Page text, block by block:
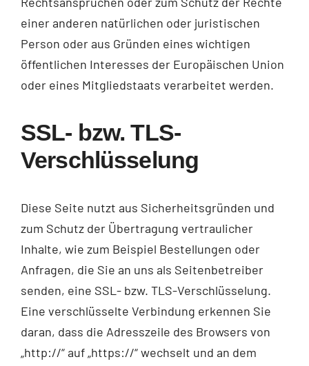
einer anderen natürlichen oder juristischen
Person oder aus Gründen eines wichtigen
öffentlichen Interesses der Europäischen Union
oder eines Mitgliedstaats verarbeitet werden.
SSL- bzw. TLS-
Verschlüsselung
Diese Seite nutzt aus Sicherheitsgründen und
zum Schutz der Übertragung vertraulicher
Inhalte, wie zum Beispiel Bestellungen oder
Anfragen, die Sie an uns als Seitenbetreiber
senden, eine SSL- bzw. TLS-Verschlüsselung.
Eine verschlüsselte Verbindung erkennen Sie
daran, dass die Adresszeile des Browsers von
„http://“ auf „https://“ wechselt und an dem